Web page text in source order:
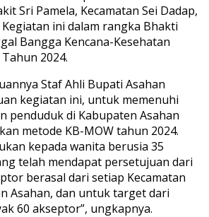
Sri Pamela, Kecamatan Sei Dadap,
ini dalam rangka Bhakti
Bangga Kencana-Kesehatan
2024.
Staf Ahli Bupati Asahan
kegiatan ini, untuk memenuhi
penduduk di Kabupaten Asahan
metode KB-MOW tahun 2024.
kepada wanita berusia 35
telah mendapat persetujuan dari
berasal dari setiap Kecamatan
Asahan, dan untuk target dari
60 akseptor”, ungkapnya.